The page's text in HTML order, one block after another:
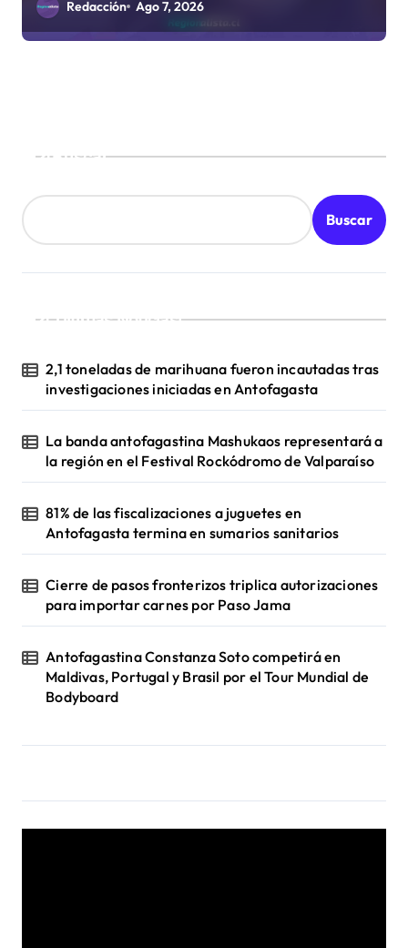
Redacción Ago 7, 2026
Buscar
Buscar
¡Ultimas Noticias!
2,1 toneladas de marihuana fueron incautadas tras
investigaciones iniciadas en Antofagasta
La banda antofagastina Mashukaos representará a
la región en el Festival Rockódromo de Valparaíso
81% de las fiscalizaciones a juguetes en
Antofagasta termina en sumarios sanitarios
Cierre de pasos fronterizos triplica autorizaciones
para importar carnes por Paso Jama
Antofagastina Constanza Soto competirá en
Maldivas, Portugal y Brasil por el Tour Mundial de
Bodyboard